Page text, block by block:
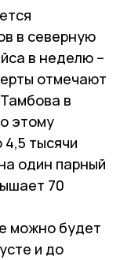
в северную
в неделю –
отмечают
в
этому
тысячи
один парный
70
можно будет
и до